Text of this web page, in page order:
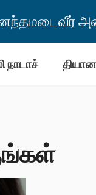
நாடாச்